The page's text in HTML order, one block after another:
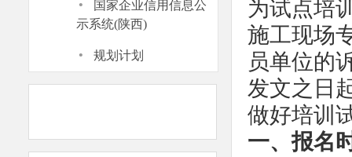
国家企业信用信息公
示系统(陕西)
· 规划计划
为试点培
施工现场
员单位的
发文之日
做好培训
一、报名